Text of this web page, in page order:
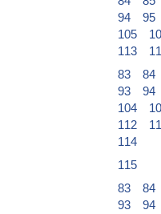
94
95
105
113
83 84
93
94
104
112
114
115
83 84
93
94